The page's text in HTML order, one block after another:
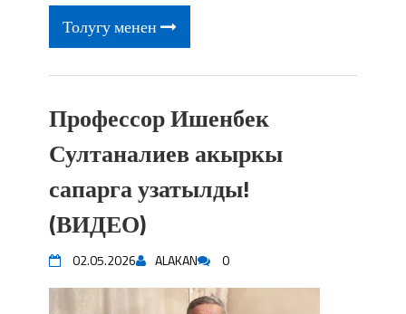
Толугу менен
Профессор Ишенбек
Султаналиев акыркы
сапарга узатылды!
(ВИДЕО)
02.05.2026 ALAKAN 0